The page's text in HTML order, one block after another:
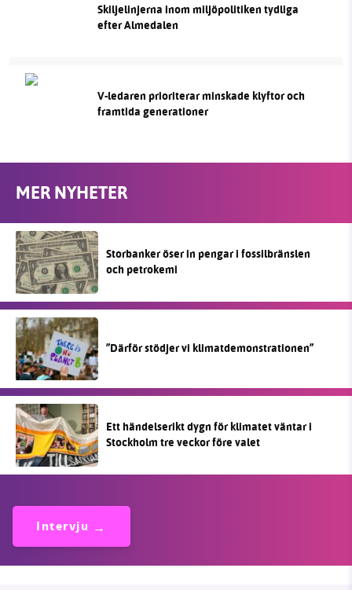
Skiljelinjerna inom miljöpolitiken tydliga
efter Almedalen
V-ledaren prioriterar minskade klyftor och
framtida generationer
MER NYHETER
Storbanker öser in pengar i fossilbränslen
och petrokemi
”Därför stödjer vi klimatdemonstrationen”
Ett händelserikt dygn för klimatet väntar i
Stockholm tre veckor före valet
Intervju